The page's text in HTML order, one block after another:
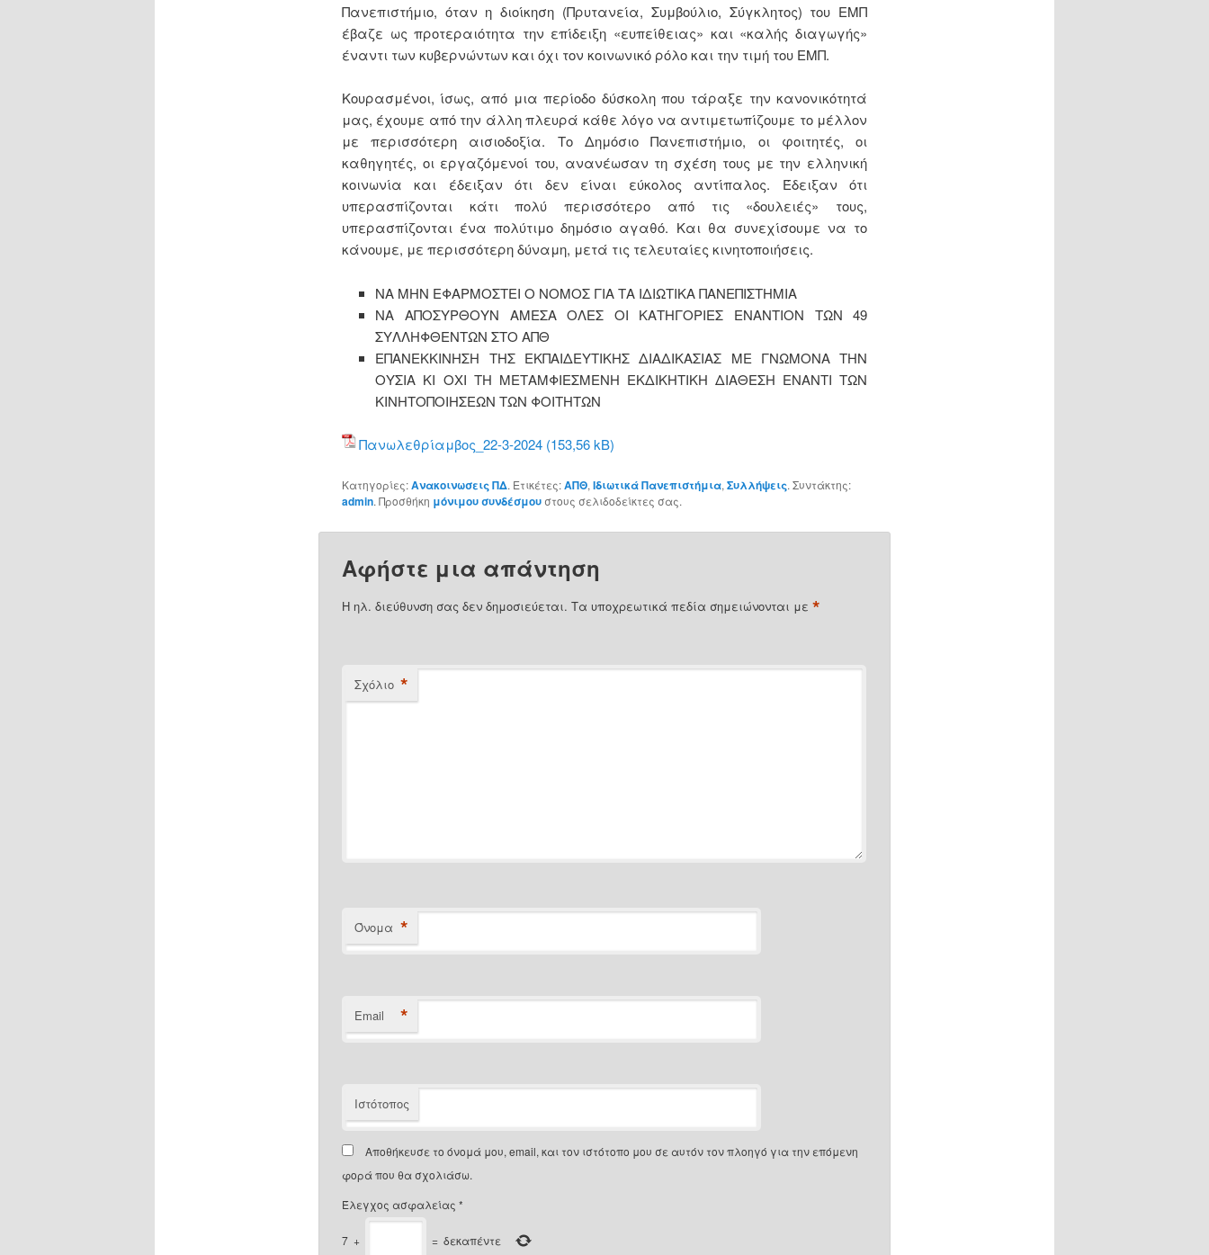
Πανεπιστήμιο, όταν η διοίκηση (Πρυτανεία, Συμβούλιο, Σύγκλητος) του ΕΜΠ
έβαζε ως προτεραιότητα την επίδειξη «ευπείθειας» και «καλής διαγωγής»
έναντι των κυβερνώντων και όχι τον κοινωνικό ρόλο και την τιμή του ΕΜΠ.
Κουρασμένοι, ίσως, από μια περίοδο δύσκολη που τάραξε την κανονικότητά
μας, έχουμε από την άλλη πλευρά κάθε λόγο να αντιμετωπίζουμε το μέλλον
με περισσότερη αισιοδοξία. Το Δημόσιο Πανεπιστήμιο, οι φοιτητές, οι
καθηγητές, οι εργαζόμενοί του, ανανέωσαν τη σχέση τους με την ελληνική
κοινωνία και έδειξαν ότι δεν είναι εύκολος αντίπαλος. Έδειξαν ότι
υπερασπίζονται κάτι πολύ περισσότερο από τις «δουλειές» τους,
υπερασπίζονται ένα πολύτιμο δημόσιο αγαθό. Και θα συνεχίσουμε να το
κάνουμε, με περισσότερη δύναμη, μετά τις τελευταίες κινητοποιήσεις.
ΝΑ ΜΗΝ ΕΦΑΡΜΟΣΤΕΙ Ο ΝΟΜΟΣ ΓΙΑ ΤΑ ΙΔΙΩΤΙΚΑ ΠΑΝΕΠΙΣΤΗΜΙΑ
ΝΑ ΑΠΟΣΥΡΘΟΥΝ ΑΜΕΣΑ ΟΛΕΣ ΟΙ ΚΑΤΗΓΟΡΙΕΣ ΕΝΑΝΤΙΟΝ ΤΩΝ 49
ΣΥΛΛΗΦΘΕΝΤΩΝ ΣΤΟ ΑΠΘ
ΕΠΑΝΕΚΚΙΝΗΣΗ ΤΗΣ ΕΚΠΑΙΔΕΥΤΙΚΗΣ ΔΙΑΔΙΚΑΣΙΑΣ ΜΕ ΓΝΩΜΟΝΑ ΤΗΝ
ΟΥΣΙΑ ΚΙ ΟΧΙ ΤΗ ΜΕΤΑΜΦΙΕΣΜΕΝΗ ΕΚΔΙΚΗΤΙΚΗ ΔΙΑΘΕΣΗ ΕΝΑΝΤΙ ΤΩΝ
ΚΙΝΗΤΟΠΟΙΗΣΕΩΝ ΤΩΝ ΦΟΙΤΗΤΩΝ
Πανωλεθρίαμβος_22-3-2024
Κατηγορίες:Ανακοινωσεις ΠΔ. Ετικέτες:ΑΠΘ, Ιδιωτικά Πανεπιστήμια, Συλλήψεις. Συντάκτης:
admin. Προσθήκη μόνιμου συνδέσμουστους σελιδοδείκτες σας.
Αφήστε μια απάντηση
Η ηλ. διεύθυνση σας δεν δημοσιεύεται. Τα υποχρεωτικά πεδία σημειώνονται με *
Σχόλιο *
Όνομα *
Email *
Ιστότοπος
Αποθήκευσε το όνομά μου, email, και τον ιστότοπο μου σε αυτόν τον πλοηγό για την επόμενη
φορά που θα σχολιάσω.
Έλεγχος ασφαλείας *
7 + = δεκαπέντε